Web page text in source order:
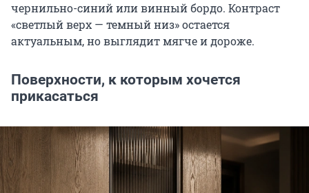
чернильно-синий или винный бордо. Контраст
«светлый верх — темный низ» остается
актуальным, но выглядит мягче и дороже.
Поверхности, к которым хочется
прикасаться